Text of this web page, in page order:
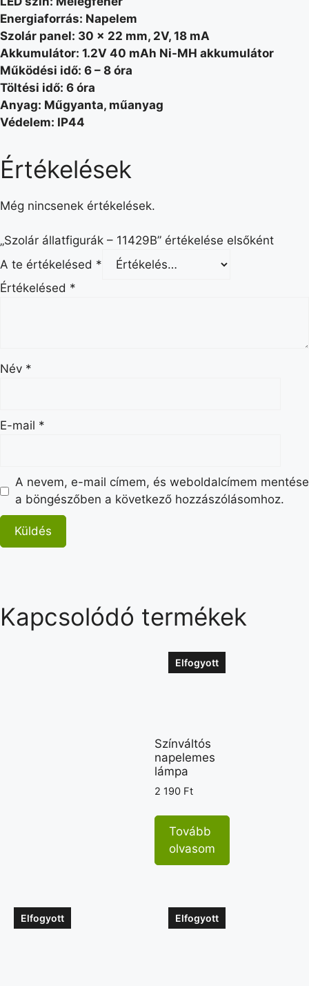
Energiaforrás: Napelem
Szolár panel: 30 x 22 mm, 2V, 18 mA
Akkumulátor: 1.2V 40 mAh Ni-MH akkumulátor
Működési idő: 6 – 8 óra
Töltési idő: 6 óra
Anyag: Műgyanta, műanyag
Védelem: IP44
Értékelések
Még nincsenek értékelések.
„Szolár állatfigurák – 11429B” értékelése elsőként
A te értékelésed *
Értékelésed *
Név *
E-mail *
A nevem, e-mail címem, és weboldalcímem mentése
a böngészőben a következő hozzászólásomhoz.
Kapcsolódó termékek
Elfogyott
Színváltós
napelemes
lámpa
2 190 Ft
Tovább
olvasom
Elfogyott Elfogyott